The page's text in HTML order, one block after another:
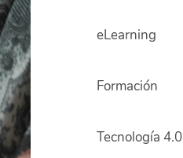
eLearning
Formación
Tecnología 4.0